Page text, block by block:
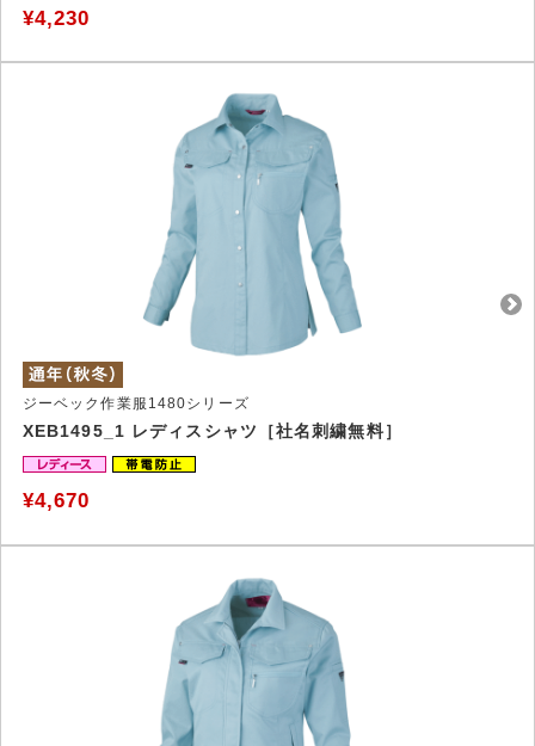
¥4,230
ジーベック作業服1480シリーズ
XEB1495_1 レディスシャツ［社名刺繍無料］
¥4,670